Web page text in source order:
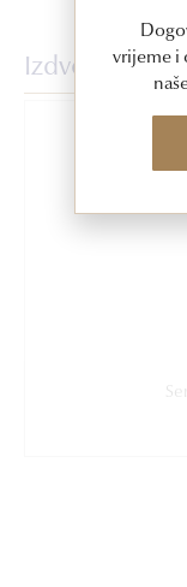
Izdvojenivrijeme i